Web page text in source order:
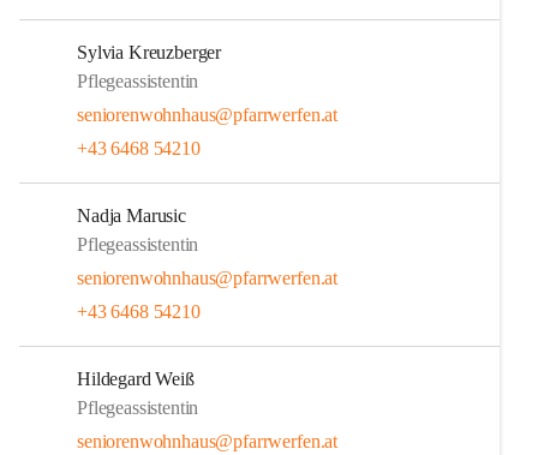
Sylvia Kreuzberger
Pflegeassistentin
seniorenwohnhaus@pfarrwerfen.at
+43 6468 54210
Nadja Marusic
Pflegeassistentin
seniorenwohnhaus@pfarrwerfen.at
+43 6468 54210
Hildegard Weiß
Pflegeassistentin
seniorenwohnhaus@pfarrwerfen.at